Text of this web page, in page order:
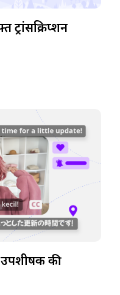
ट्रांसक्रिप्शन
की